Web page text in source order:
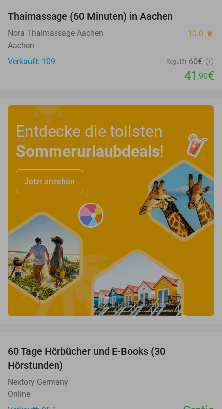
Thaimassage (60 Minuten) in Aachen
Nora Thaimassage Aachen 10.0 star
Aachen
Verkauft: 109
Regulär 60€
41 ,90€
Entdecke die tollsten
Sommerurlaubdeals!
Jetzt ansehen
60 Tage Hörbücher und E-Books (30
Hörstunden)
Nextory Germany
Online